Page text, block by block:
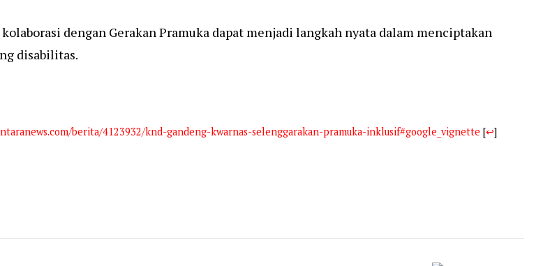
dengan Gerakan Pramuka dapat menjadi langkah nyata dalam menciptakan
disabilitas.
berita/4123932/knd-gandeng-kwarnas-selenggarakan-pramuka-inklusif#google_vignette [↩]